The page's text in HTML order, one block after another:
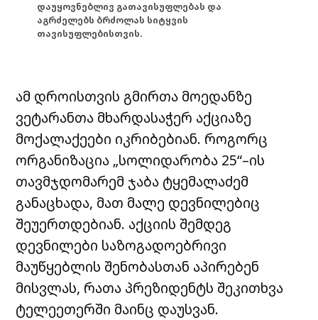
დაუყოვნებლივ გათავისუფლებას და
აგრძელებს ბრძოლას სიტყვის
თავისუფლებისთვის.
ამ დროისთვის გმირთა მოედანზე
ვეტარანთა მხარდასაჭერ აქციაზე
მოქალაქეები იკრიბებიან. როგორც
ორგანიზაცია „სოლიდარობა 25“–ის
თავმჯდომარემ ჯაბა ტყემალაძემ
განაცხადა, მათ მალე დევნილებიც
შეუერთდებიან. აქციის შემდეგ
დევნილები საზოგადოებრივი
მაუწყებლის შენობასთან აპირებენ
მისვლას, რათა პრეზიდენტს შეკითხვა
ტელეეთერში მაინც დაუსვან.